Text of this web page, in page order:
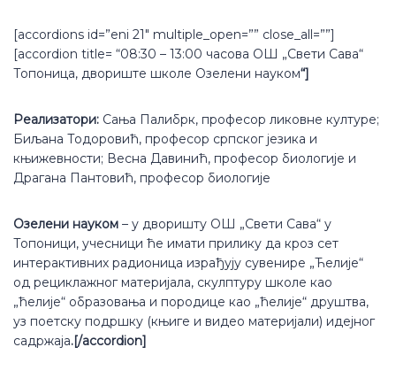
[accordions id=”eni 21″ multiple_open=”” close_all=””]
[accordion title= “08:30 – 13:00 часова ОШ „Свети Сава“
Топоница, двориште школе Озелени науком“]
Реализатори: Сања Палибрк, професор ликовне културе;
Биљана Тодоровић, професор српског језика и
књижевности; Весна Давинић, професор биологије и
Драгана Пантовић, професор биологије
Озелени науком – у дворишту ОШ „Свети Сава“ у
Топоници, учесници ће имати прилику да кроз сет
интерактивних радионица израђују сувенире „Ћелије“
од рециклажног материјала, скулптуру школе као
„ћелије“ образовања и породице као „ћелије“ друштва,
уз поетску подршку (књиге и видео материјали) идејног
садржаја.[/accordion]